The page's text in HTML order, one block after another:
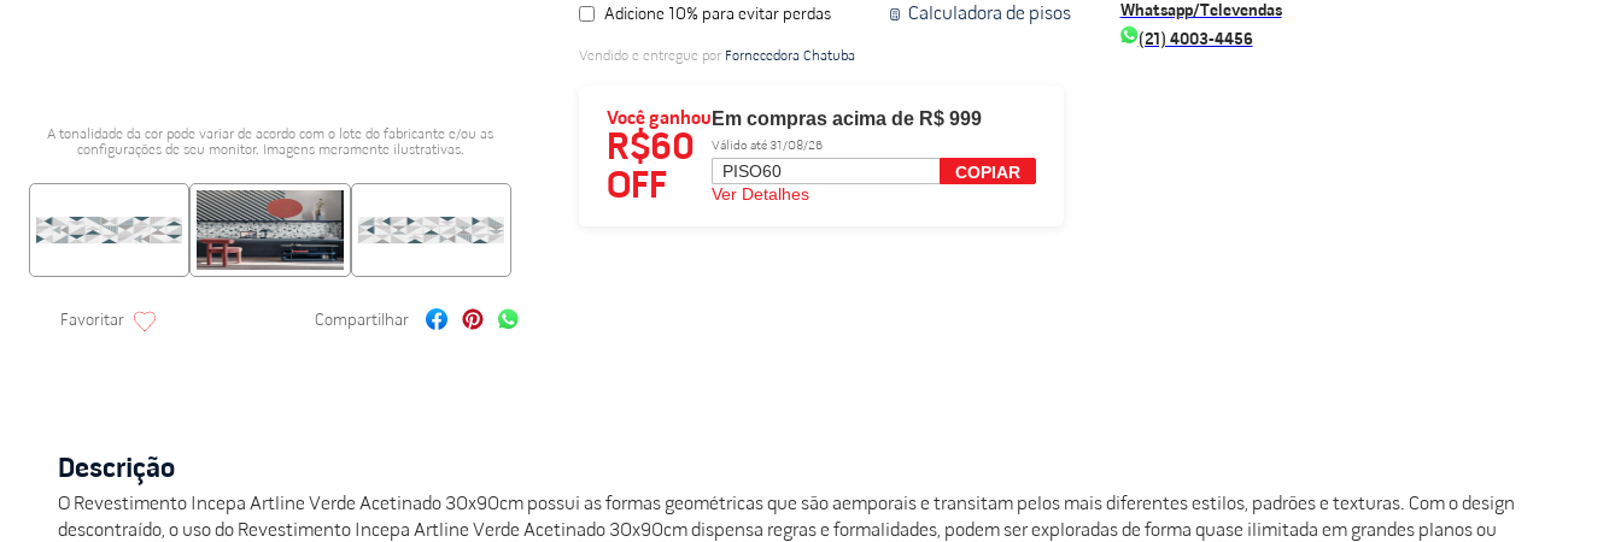
A tonalidade da cor pode variar de acordo com o lote do fabricante e/ou as
configurações de seu monitor. Imagens meramente ilustrativas.
Adicione 10% para evitar perdas Calculadora de pisos
Vendido e entregue por Fornecedora Chatuba
Você ganhou
R$60
OFF
Em compras acima de R$ 999
Válido até 31/08/26
PISO60
COPIAR
Ver Detalhes
Whatsapp/Televendas
(21) 4003-4456
Descrição
O Revestimento Incepa Artline Verde Acetinado 30x90cm possui as formas geométricas que são aemporais e transitam pelos mais diferentes estilos, padrões e texturas. Com o design
descontraído, o uso do Revestimento Incepa Artline Verde Acetinado 30x90cm dispensa regras e formalidades, podem ser exploradas de forma quase ilimitada em grandes planos ou